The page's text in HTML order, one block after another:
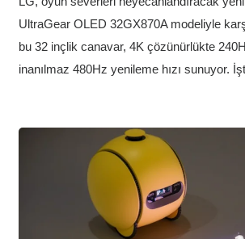
UltraGear OLED 32GX870A modeliyle
bu 32 inçlik canavar, 4K çözünürlükte
inanılmaz 480Hz yenileme hızı sunuyor.